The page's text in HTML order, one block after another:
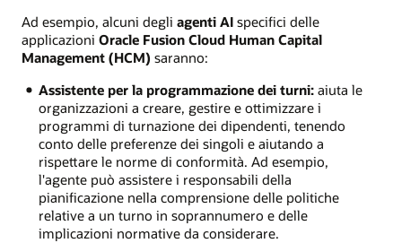
Ad esempio, alcuni degli agenti AI specifici delle
applicazioni Oracle Fusion Cloud Human Capital
Management (HCM) saranno:
Assistente per la programmazione dei turni:aiuta le
organizzazioni a creare, gestire e ottimizzare i
programmi di turnazione dei dipendenti, tenendo
conto delle preferenze dei singoli e aiutando a
rispettare le norme di conformità. Ad esempio,
l'agente può assistere i responsabili della
pianificazione nella comprensione delle politiche
relative a un turno in soprannumero e delle
implicazioni normative da considerare.